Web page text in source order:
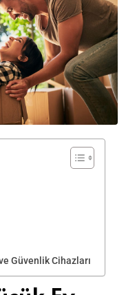
Güvenlik Cihazları